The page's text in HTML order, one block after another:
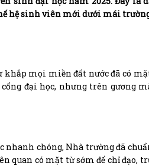
hệ sinh viên mới dưới mái
mọi miền đất nước đã có
đại học, nhưng trên gương
chóng, Nhà trường đã
quan có mặt từ sớm để chỉ đạo,